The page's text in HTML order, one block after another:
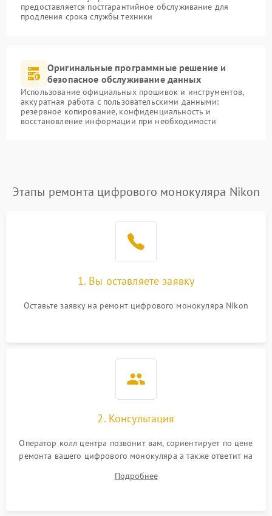
предоставляется постгарантийное обслуживание для
продления срока службы техники
Оригинальные программные решение и
безопасное обслуживание данных
Использование официальных прошивок и инструментов,
аккуратная работа с пользовательскими данными:
резервное копирование, конфиденциальность и
восстановление информации при необходимости
Этапы ремонта цифрового монокуляра Nikon
1. Вы оставляете заявку
Оставьте заявку на ремонт цифрового монокуляра Nikon
2. Консультация
Оператор колл центра позвонит вам, сориентирует по цене
ремонта вашего цифрового монокуляра а также ответит на
Подробнее